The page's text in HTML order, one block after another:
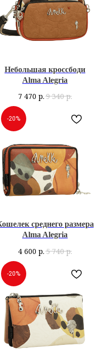
Небольшая кроссбоди
Alma Alegria
7 470 р.9 340 р.
-20%
среднего размера
Alma Alegria
4 600 р.5 740 р.
-20%